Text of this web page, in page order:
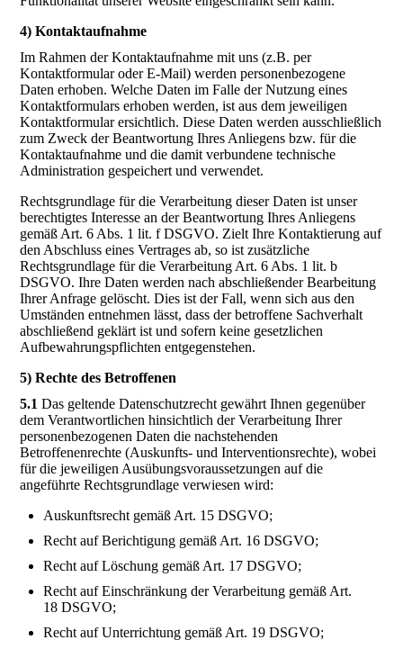
4) Kontaktaufnahme
Im Rahmen der Kontaktaufnahme mit uns (z.B. per
Kontaktformular oder E-Mail) werden personenbezogene
Daten erhoben. Welche Daten im Falle der Nutzung eines
Kontaktformulars erhoben werden, ist aus dem jeweiligen
Kontaktformular ersichtlich. Diese Daten werden ausschließlich
zum Zweck der Beantwortung Ihres Anliegens bzw. für die
Kontaktaufnahme und die damit verbundene technische
Administration gespeichert und verwendet.
Rechtsgrundlage für die Verarbeitung dieser Daten ist unser
berechtigtes Interesse an der Beantwortung Ihres Anliegens
gemäß Art. 6 Abs. 1 lit. f DSGVO. Zielt Ihre Kontaktierung auf
den Abschluss eines Vertrages ab, so ist zusätzliche
Rechtsgrundlage für die Verarbeitung Art. 6 Abs. 1 lit. b
DSGVO. Ihre Daten werden nach abschließender Bearbeitung
Ihrer Anfrage gelöscht. Dies ist der Fall, wenn sich aus den
Umständen entnehmen lässt, dass der betroffene Sachverhalt
abschließend geklärt ist und sofern keine gesetzlichen
Aufbewahrungspflichten entgegenstehen.
5) Rechte des Betroffenen
5.1 Das geltende Datenschutzrecht gewährt Ihnen gegenüber
dem Verantwortlichen hinsichtlich der Verarbeitung Ihrer
personenbezogenen Daten die nachstehenden
Betroffenenrechte (Auskunfts- und Interventionsrechte), wobei
für die jeweiligen Ausübungsvoraussetzungen auf die
angeführte Rechtsgrundlage verwiesen wird:
Auskunftsrecht gemäß Art. 15 DSGVO;
Recht auf Berichtigung gemäß Art. 16 DSGVO;
Recht auf Löschung gemäß Art. 17 DSGVO;
Recht auf Einschränkung der Verarbeitung gemäß Art.
18 DSGVO;
Recht auf Unterrichtung gemäß Art. 19 DSGVO;